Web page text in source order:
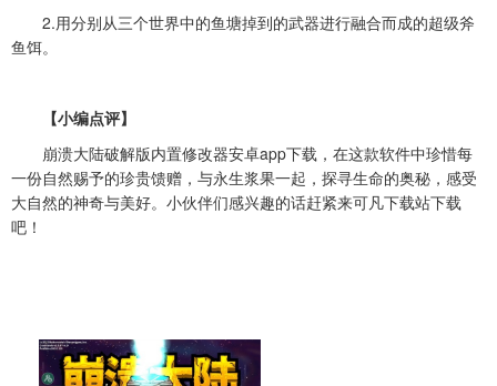
2.用分别从三个世界中的鱼塘掉到的武器进行融合而成的超级斧
鱼饵。
【小编点评】
崩溃大陆破解版内置修改器安卓app下载，在这款软件中珍惜每
一份自然赐予的珍贵馈赠，与永生浆果一起，探寻生命的奥秘，感受
大自然的神奇与美好。小伙伴们感兴趣的话赶紧来可凡下载站下载
吧！